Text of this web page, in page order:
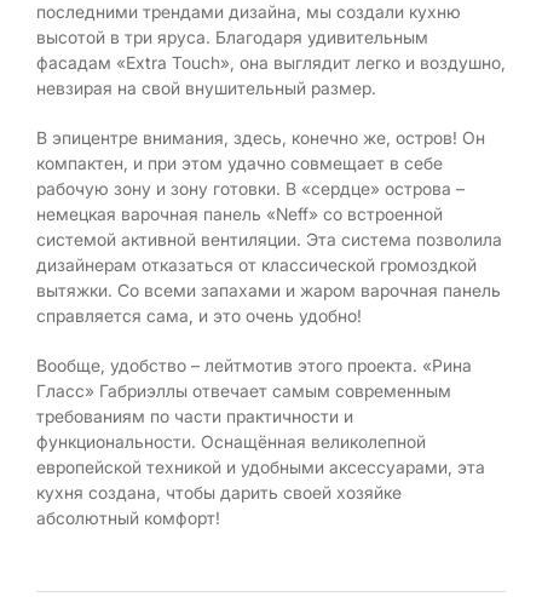
последними трендами дизайна, мы создали кухню
высотой в три яруса. Благодаря удивительным
фасадам «Extra Touch», она выглядит легко и воздушно,
невзирая на свой внушительный размер.
В эпицентре внимания, здесь, конечно же, остров! Он
компактен, и при этом удачно совмещает в себе
рабочую зону и зону готовки. В «сердце» острова –
немецкая варочная панель «Neff» со встроенной
системой активной вентиляции. Эта система позволила
дизайнерам отказаться от классической громоздкой
вытяжки. Со всеми запахами и жаром варочная панель
справляется сама, и это очень удобно!
Вообще, удобство – лейтмотив этого проекта. «Рина
Гласс» Габриэллы отвечает самым современным
требованиям по части практичности и
функциональности. Оснащённая великолепной
европейской техникой и удобными аксессуарами, эта
кухня создана, чтобы дарить своей хозяйке
абсолютный комфорт!